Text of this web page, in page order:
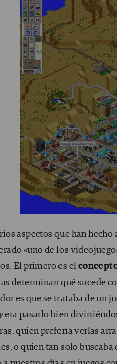
aspectos que han hecho
«uno de los
El primero es el
determinan qué sucede
es que se trataba de un
era pasarlo bien
quien prefería verlas
o quien tan solo